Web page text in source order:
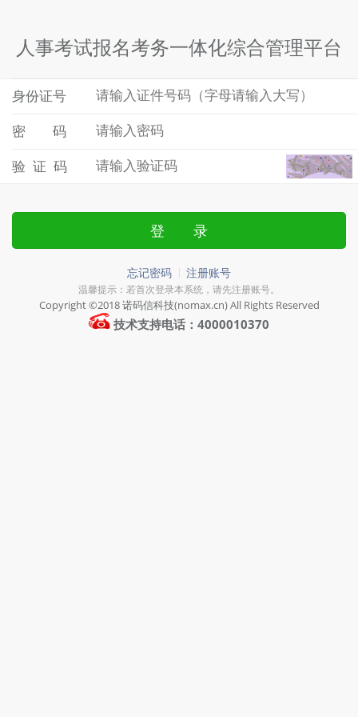
人事考试报名考务一体化综合管理平台
身份证号
密 码
验 证 码
登 录
忘记密码 注册账号
温馨提示：若首次登录本系统，请先注册账号。
Copyright ©2018 诺码信科技(nomax.cn) All Rights Reserved
技术支持电话：4000010370